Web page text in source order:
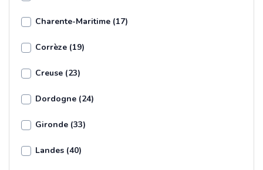
Charente-Maritime (17)
Corrèze (19)
Creuse (23)
Dordogne (24)
Gironde (33)
Landes (40)